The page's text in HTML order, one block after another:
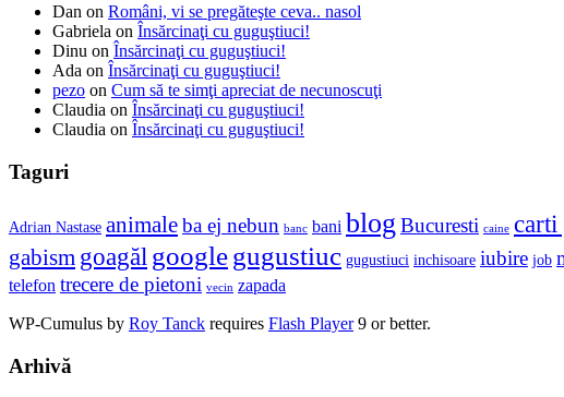
Dan on Români, vi se pregăteşte ceva.. nasol
Gabriela on Însărcinaţi cu guguştiuci!
Dinu on Însărcinaţi cu guguştiuci!
Ada on Însărcinaţi cu guguştiuci!
pezo on Cum să te simţi apreciat de necunoscuţi
Claudia on Însărcinaţi cu guguştiuci!
Claudia on Însărcinaţi cu guguştiuci!
Taguri
Adrian Nastase animaleba ej nebun banc bani blog Bucuresti caine carti
gabism goagăl googlegugustiuc gugustiuci inchisoare iubire job
telefon trecere de pietoni vecin zapada
WP-Cumulus by Roy Tanck requires Flash Player9 or better.
Arhivă